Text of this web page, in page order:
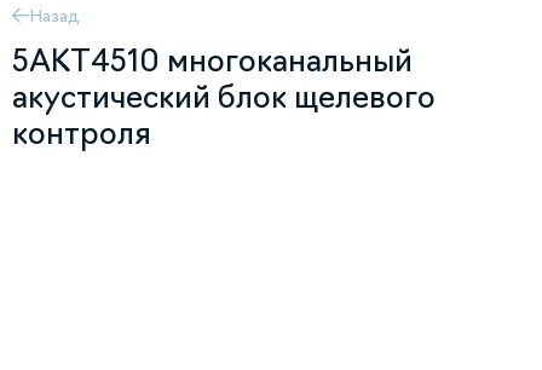
Назад
5АКТ4510 многоканальный
акустический блок щелевого
контроля